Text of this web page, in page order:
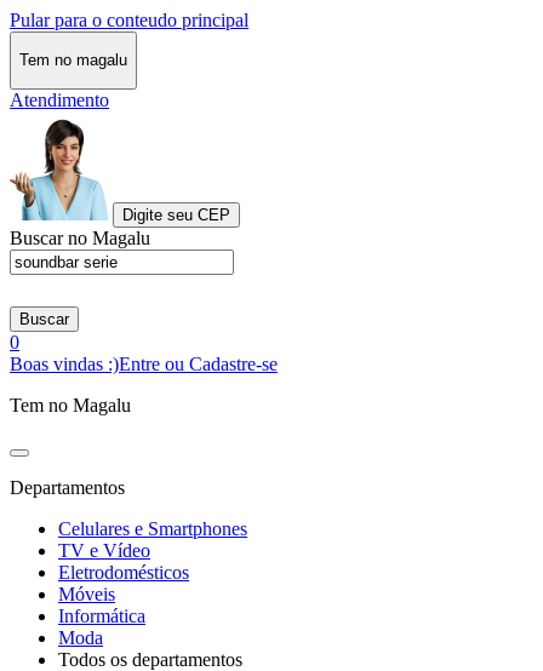
Pular para o conteudo principal
Tem no magalu
Atendimento
Digite seu CEP
Buscar no Magalu
Buscar
0
Boas vindas :)Entre ou Cadastre-se
Tem no Magalu
Departamentos
Celulares e Smartphones
TV e Vídeo
Eletrodomésticos
Móveis
Informática
Moda
Todos os departamentos